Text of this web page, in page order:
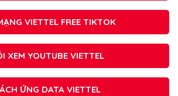
VIETTEL FREE TIKTOK
XEM YOUTUBE VIETTEL
ỨNG DATA VIETTEL